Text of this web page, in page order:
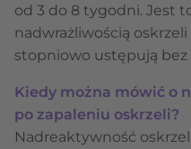
od 3 do 8 tygodni. Jest
nadwrażliwością
stopniowo ustępują
Kiedy można mówić o
po zapaleniu oskrzeli?
Nadreaktywność